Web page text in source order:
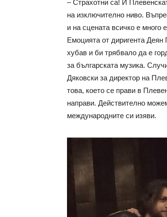
– Страхотни са! И
на изключително ниво.
и на сцената всичко е много
Емоцията от диригента
хубав и би трябвало да е
за българската музика.
Дяковски за директор на
това, което се прави в
направи. Действително
международните си изяви.